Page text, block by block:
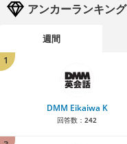
アンカーランキング
週間
1
DMM Eikaiwa K
回答数： 242